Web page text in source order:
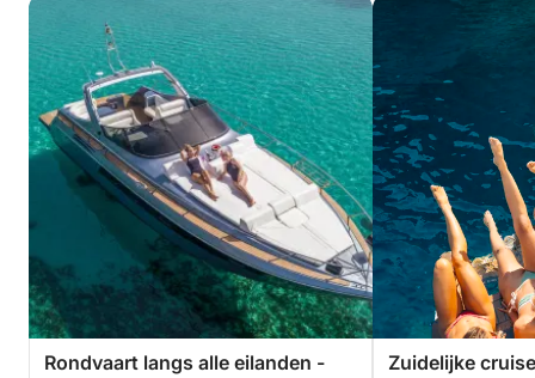
Rondvaart langs alle eilanden -
Zuidelijke